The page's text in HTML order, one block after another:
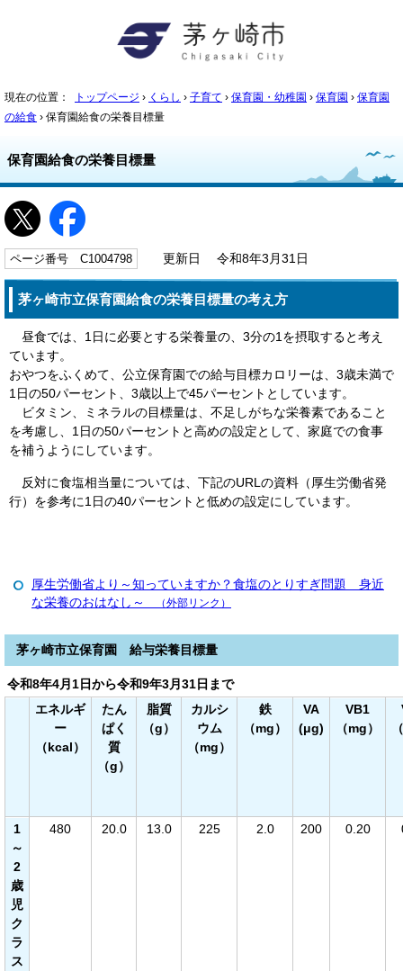
現在の位置： トップページ › くらし › 子育て › 保育園・幼稚園 › 保育園 › 保育園
の給食 › 保育園給食の栄養目標量
保育園給食の栄養目標量
ページ番号 C1004798 更新日 令和8年3月31日
茅ヶ崎市立保育園給食の栄養目標量の考え方
昼食では、1日に必要とする栄養量の、3分の1を摂取すると考え
ています。
おやつをふくめて、公立保育園での給与目標カロリーは、3歳未満で
1日の50パーセント、3歳以上で45パーセントとしています。
ビタミン、ミネラルの目標量は、不足しがちな栄養素であること
を考慮し、1日の50パーセントと高めの設定として、家庭での食事
を補うようにしています。
反対に食塩相当量については、下記のURLの資料（厚生労働省発
行）を参考に1日の40パーセントと低めの設定にしています。
厚生労働省より～知っていますか？食塩のとりすぎ問題 身近
な栄養のおはなし～
（外部リンク）
茅ヶ崎市立保育園 給与栄養目標量
令和8年4月1日から令和9年3月31日まで
エネルギ
ー
（kcal）
たん
ぱく
質
（g）
脂質
（g）
カルシ
ウム
（mg）
鉄
（mg）
VA
(μg)
VB1
（mg）
1
～
2
歳
児
ク
ラ
ス
480 20.0 13.0 225 2.0 200 0.20